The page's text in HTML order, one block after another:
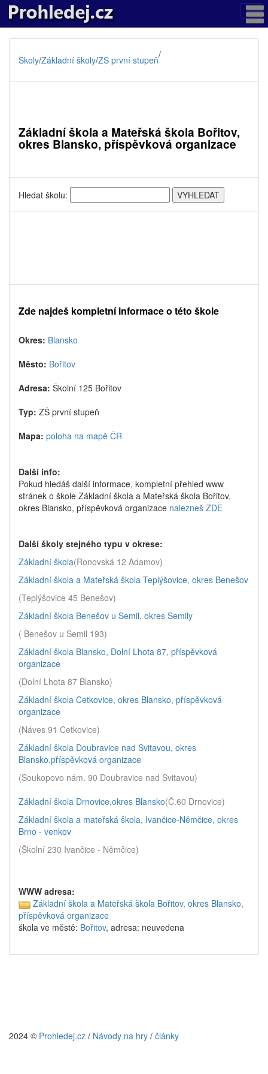
Školy/Základní školy/ZŠ první stupeň/
Základní škola a Mateřská škola Bořitov,
okres Blansko, příspěvková organizace
Hledat školu:
Zde najdeš kompletní informace o této škole
Okres: Blansko
Město: Bořitov
Adresa: Školní 125 Bořitov
Typ: ZŠ první stupeň
Mapa: poloha na mapě ČR
Další info:
Pokud hledáš další informace, kompletní přehled www
stránek o škole Základní škola a Mateřská škola Bořitov,
okres Blansko, příspěvková organizace nalezneš ZDE
Další školy stejného typu v okrese:
Základní škola(Ronovská 12 Adamov)
Základní škola a Mateřská škola Teplýšovice, okres Benešov
(Teplýšovice 45 Benešov)
Základní škola Benešov u Semil, okres Semily
( Benešov u Semil 193)
Základní škola Blansko, Dolní Lhota 87, příspěvková
organizace
(Dolní Lhota 87 Blansko)
Základní škola Cetkovice, okres Blansko, příspěvková
organizace
(Náves 91 Cetkovice)
Základní škola Doubravice nad Svitavou, okres
Blansko,příspěvková organizace
(Soukopovo nám. 90 Doubravice nad Svitavou)
Základní škola Drnovice,okres Blansko(Č.60 Drnovice)
Základní škola a mateřská škola, Ivančice-Němčice, okres
Brno - venkov
(Školní 230 Ivančice - Němčice)
WWW adresa:
Základní škola a Mateřská škola Bořitov, okres Blansko,
příspěvková organizace
škola ve městě: Bořitov, adresa: neuvedena
2024 © Prohledej.cz / Návody na hry / články